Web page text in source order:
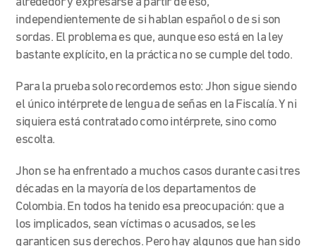
independientemente de si hablan español o de si son
sordas. El problema es que, aunque eso está en la ley
bastante explícito, en la práctica no se cumple del todo.
Para la prueba solo recordemos esto: Jhon sigue siendo
el único intérprete de lengua de señas en la Fiscalía. Y ni
siquiera está contratado como intérprete, sino como
escolta.
Jhon se ha enfrentado a muchos casos durante casi tres
décadas en la mayoría de los departamentos de
Colombia. En todos ha tenido esa preocupación: que a
los implicados, sean víctimas o acusados, se les
garanticen sus derechos. Pero hay algunos que han sido